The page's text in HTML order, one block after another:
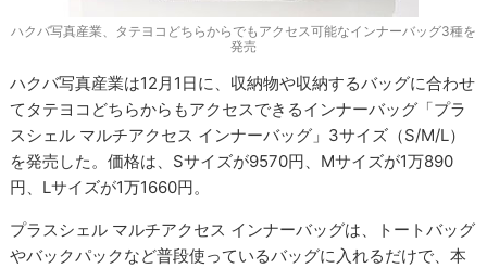
ハクバ写真産業、タテヨコどちらからでもアクセス可能なインナーバッグ3種を
発売
ハクバ写真産業は12月1日に、収納物や収納するバッグに合わせ
てタテヨコどちらからもアクセスできるインナーバッグ「プラ
スシェル マルチアクセス インナーバッグ」3サイズ（S/M/L）
を発売した。価格は、Sサイズが9570円、Mサイズが1万890
円、Lサイズが1万1660円。
プラスシェル マルチアクセス インナーバッグは、トートバッグ
やバックパックなど普段使っているバッグに入れるだけで、本